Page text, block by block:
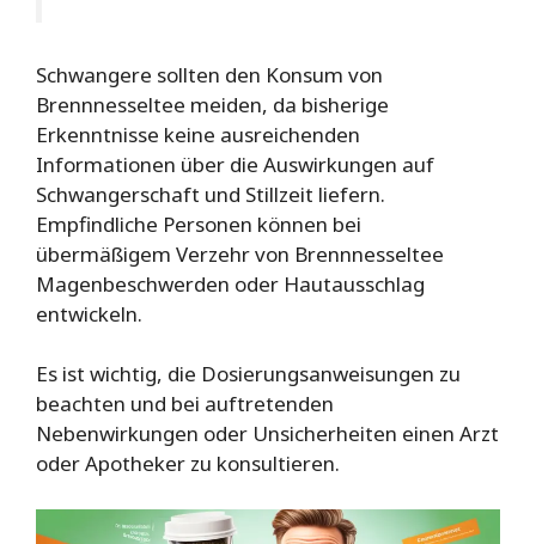
Schwangere sollten den Konsum von
Brennnesseltee meiden, da bisherige
Erkenntnisse keine ausreichenden
Informationen über die Auswirkungen auf
Schwangerschaft und Stillzeit liefern.
Empfindliche Personen können bei
übermäßigem Verzehr von Brennnesseltee
Magenbeschwerden oder Hautausschlag
entwickeln.
Es ist wichtig, die Dosierungsanweisungen zu
beachten und bei auftretenden
Nebenwirkungen oder Unsicherheiten einen Arzt
oder Apotheker zu konsultieren.